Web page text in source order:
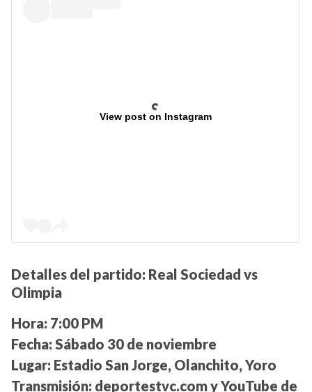
View post on Instagram
Detalles del partido: Real Sociedad vs
Olimpia
Hora: 7:00 PM
Fecha: Sábado 30 de noviembre
Lugar: Estadio San Jorge, Olanchito, Yoro
Transmisión: deportestvc.com y YouTube de